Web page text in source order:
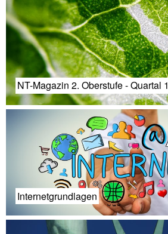
NT-Magazin 2. Oberstufe - Quartal 1
Internetgrundlagen